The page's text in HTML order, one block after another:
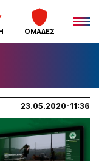
ΟΜΑΔΕΣ
23.05.2020-11:36